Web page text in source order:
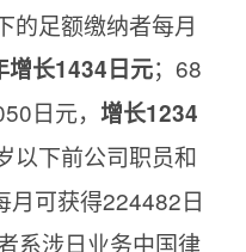
的足额缴纳者每月
增长1434日元；68
日元， 增长1234
以下前公司职员和
月可获得224482日
系涉日业务中国律